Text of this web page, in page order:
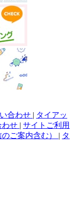
合わせ | タイアッ
わせ | サイトご利用
ご案内含む） | タ